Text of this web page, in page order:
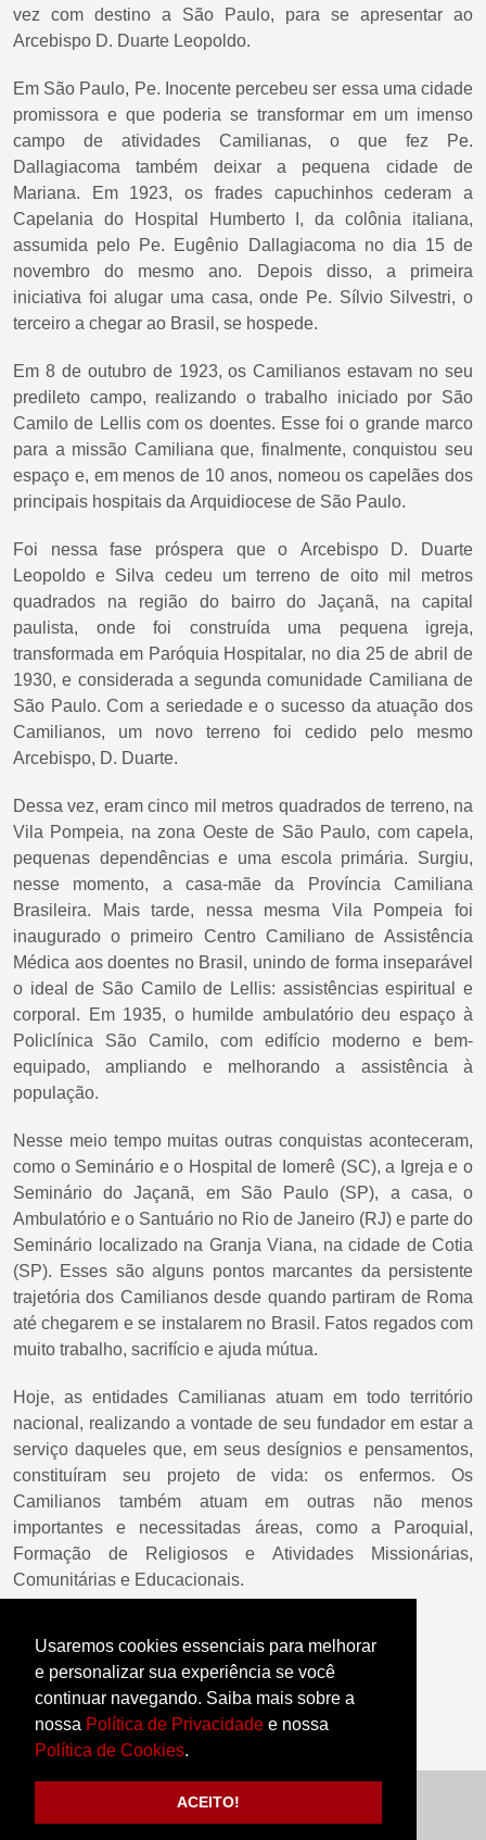
Usaremos cookies essenciais para melhorar
e personalizar sua experiência se você
continuar navegando. Saiba mais sobre a
nossa Política de Privacidade e nossa
Política de Cookies.
ACEITO!
vez com destino a São Paulo, para se apresentar ao
Arcebispo D. Duarte Leopoldo.
Em São Paulo, Pe. Inocente percebeu ser essa uma cidade
promissora e que poderia se transformar em um imenso
campo de atividades Camilianas, o que fez Pe.
Dallagiacoma também deixar a pequena cidade de
Mariana. Em 1923, os frades capuchinhos cederam a
Capelania do Hospital Humberto I, da colônia italiana,
assumida pelo Pe. Eugênio Dallagiacoma no dia 15 de
novembro do mesmo ano. Depois disso, a primeira
iniciativa foi alugar uma casa, onde Pe. Sílvio Silvestri, o
terceiro a chegar ao Brasil, se hospede.
Em 8 de outubro de 1923, os Camilianos estavam no seu
predileto campo, realizando o trabalho iniciado por São
Camilo de Lellis com os doentes. Esse foi o grande marco
para a missão Camiliana que, finalmente, conquistou seu
espaço e, em menos de 10 anos, nomeou os capelães dos
principais hospitais da Arquidiocese de São Paulo.
Foi nessa fase próspera que o Arcebispo D. Duarte
Leopoldo e Silva cedeu um terreno de oito mil metros
quadrados na região do bairro do Jaçanã, na capital
paulista, onde foi construída uma pequena igreja,
transformada em Paróquia Hospitalar, no dia 25 de abril de
1930, e considerada a segunda comunidade Camiliana de
São Paulo. Com a seriedade e o sucesso da atuação dos
Camilianos, um novo terreno foi cedido pelo mesmo
Arcebispo, D. Duarte.
Dessa vez, eram cinco mil metros quadrados de terreno, na
Vila Pompeia, na zona Oeste de São Paulo, com capela,
pequenas dependências e uma escola primária. Surgiu,
nesse momento, a casa-mãe da Província Camiliana
Brasileira. Mais tarde, nessa mesma Vila Pompeia foi
inaugurado o primeiro Centro Camiliano de Assistência
Médica aos doentes no Brasil, unindo de forma inseparável
o ideal de São Camilo de Lellis: assistências espiritual e
corporal. Em 1935, o humilde ambulatório deu espaço à
Policlínica São Camilo, com edifício moderno e bem-
equipado, ampliando e melhorando a assistência à
população.
Nesse meio tempo muitas outras conquistas aconteceram,
como o Seminário e o Hospital de Iomerê (SC), a Igreja e o
Seminário do Jaçanã, em São Paulo (SP), a casa, o
Ambulatório e o Santuário no Rio de Janeiro (RJ) e parte do
Seminário localizado na Granja Viana, na cidade de Cotia
(SP). Esses são alguns pontos marcantes da persistente
trajetória dos Camilianos desde quando partiram de Roma
até chegarem e se instalarem no Brasil. Fatos regados com
muito trabalho, sacrifício e ajuda mútua.
Hoje, as entidades Camilianas atuam em todo território
nacional, realizando a vontade de seu fundador em estar a
serviço daqueles que, em seus desígnios e pensamentos,
constituíram seu projeto de vida: os enfermos. Os
Camilianos também atuam em outras não menos
importantes e necessitadas áreas, como a Paroquial,
Formação de Religiosos e Atividades Missionárias,
Comunitárias e Educacionais.